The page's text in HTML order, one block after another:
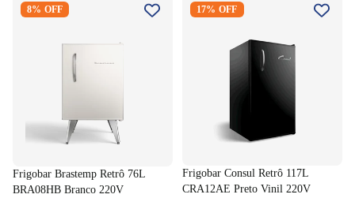
BRA08HB Branco 220V
8% OFF
Frigobar Brastemp Retrô 76L
BRA08HB Branco 220V
CRA12AE Preto Vinil 220V
17% OFF
Frigobar Consul Retrô 117L
CRA12AE Preto Vinil 220V